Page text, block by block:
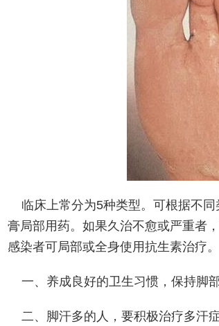
临床上常分为5种类型。可根据不
膏局部用药。如果久治不愈或严重者
感染者可局部或全身使用抗生素治疗。
一、养成良好的卫生习惯，保持脚
二、脚汗多的人，要积极治疗多汗